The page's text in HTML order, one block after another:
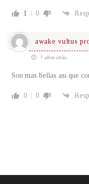
1 0
awake vultus
7 años atrás
Son mas bellas asi que
0 0